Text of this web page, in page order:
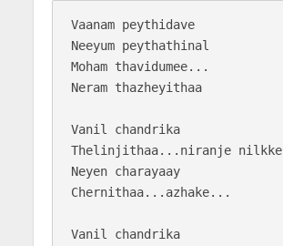
Vaanam peythidave
Neeyum peythathinal
Moham thavidumee...
Neram thazheyithaa
Vanil chandrika
Thelinjithaa...niranje nilkke
Neyen charayaay
Chernithaa...azhake...
Vanil chandrika